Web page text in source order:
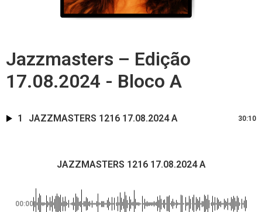
Jazzmasters – Edição
17.08.2024 - Bloco A
1 JAZZMASTERS 1216 17.08.2024 A 30:10
JAZZMASTERS 1216 17.08.2024 A
00:00